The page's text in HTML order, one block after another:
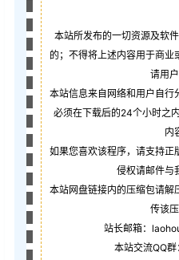
本站所发布的一切资源及软
的；不得将上述内容用于商
请用户
本站信息来自网络和用户自行
必须在下载后的24个小时之
内
如果您喜欢该程序，请支持正
侵权请邮件与
本站网盘链接内的压缩包请解
传该压
站长邮箱：
本站交流QQ